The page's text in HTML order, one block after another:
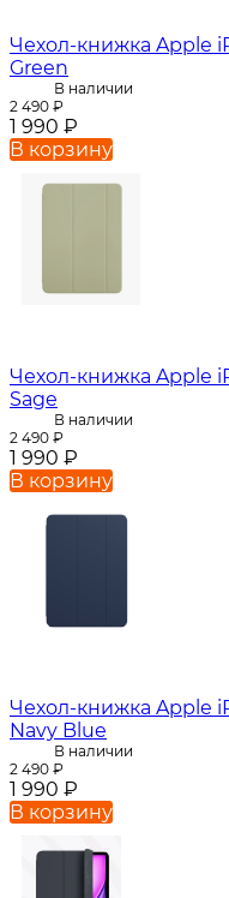
Чехол-книжка Apple
Green
В наличии
2 490 ₽
1 990 ₽
В корзину
Чехол-книжка Apple
Sage
В наличии
2 490 ₽
1 990 ₽
В корзину
Чехол-книжка Apple
Navy Blue
В наличии
2 490 ₽
1 990 ₽
В корзину